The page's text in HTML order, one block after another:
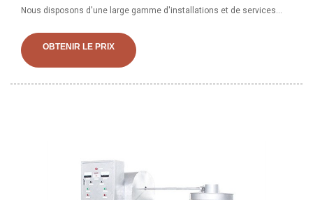
Nous disposons d'une large gamme d'installations et de services
vertical complet dédié à aider les acheteurs mondiaux dans leurs
recherches et
OBTENIR LE PRIX